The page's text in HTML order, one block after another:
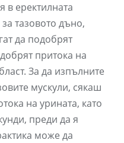
в еректилната
тазовото дъно,
да подобрят
притока на
За да изпълните
мускули, сякаш
на урината, като
преди да я
може да